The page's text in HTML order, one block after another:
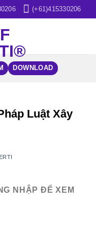
(+61)415330206
DOWNLOAD
Luật Xây
NHẬP ĐỂ XEM